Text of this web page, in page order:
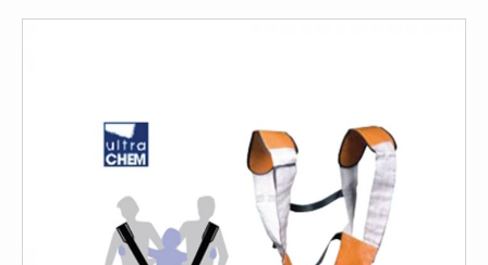
Trainingen
Plattegronden
VCA Trajecten